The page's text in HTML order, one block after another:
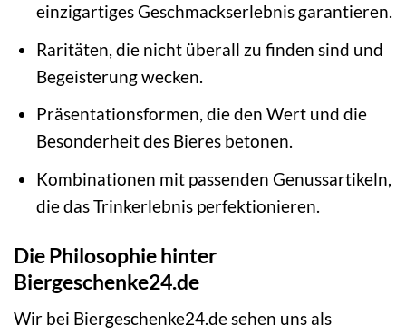
einzigartiges Geschmackserlebnis garantieren.
Raritäten, die nicht überall zu finden sind und
Begeisterung wecken.
Präsentationsformen, die den Wert und die
Besonderheit des Bieres betonen.
Kombinationen mit passenden Genussartikeln,
die das Trinkerlebnis perfektionieren.
Die Philosophie hinter
Biergeschenke24.de
Wir bei Biergeschenke24.de sehen uns als